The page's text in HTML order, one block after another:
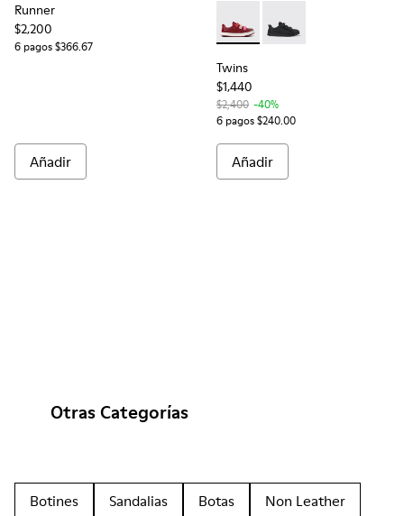
Runner
$2,200
6 pagos $366.67
Añadir
Twins - K800513-002 -
Twins - K800513-
Twins
$1,440
$2,400 -40%
6 pagos $240.00
Añadir
Otras Categorías
Botines Sandalias Botas
Non Leather